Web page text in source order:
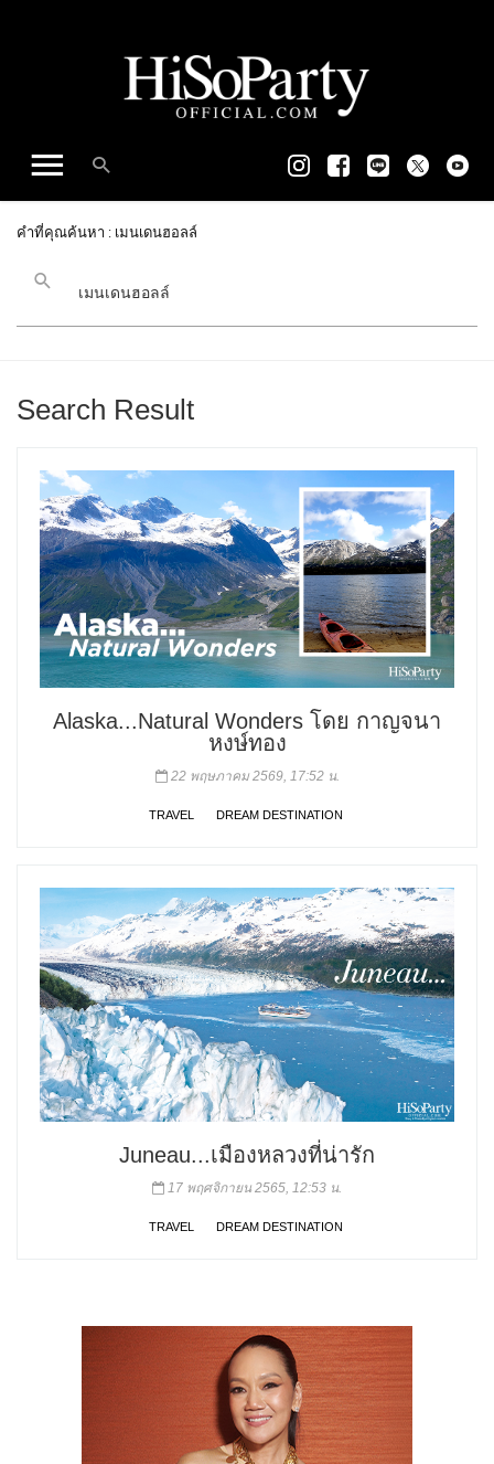
คำที่คุณค้นหา : เมนเดนฮอลล์
Search Result
Alaska...Natural Wonders โดย กาญจนา
หงษ์ทอง
22 พฤษภาคม 2569, 17:52 น.
TRAVEL DREAM DESTINATION
Juneau...เมืองหลวงที่น่ารัก
17 พฤศจิกายน 2565, 12:53 น.
TRAVEL DREAM DESTINATION